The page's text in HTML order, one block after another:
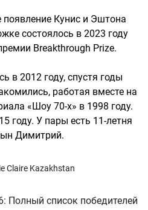
Кунис и Эштона
состоялось в 2023 году
Breakthrough Prize.
в 2012 году, спустя годы
работая вместе на
«Шоу 70-х» в 1998 году.
году. У пары есть 11-летня
Димитрий.
Claire Kazakhstan
Полный список победителей